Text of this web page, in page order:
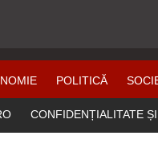
POLITICĂ
CONFIDENȚIALITATE